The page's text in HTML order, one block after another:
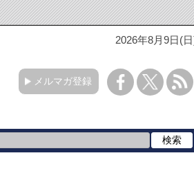
2026年8月9日(
メルマガ登録